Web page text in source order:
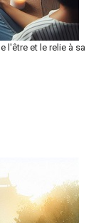
l'être et le relie à sa